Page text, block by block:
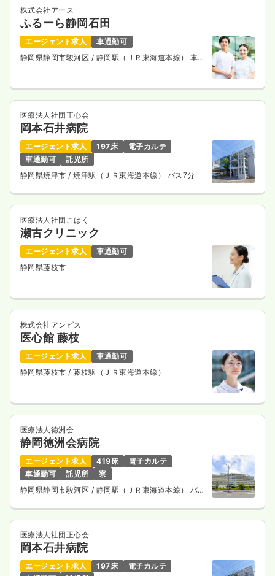
気になる
日勤のみ（常勤） 一時募集休止
時間 8:30～17:30
気になる
日勤のみ（常勤）
給与 お問い合わせください
時間 8:30～17:30
年間休日120日
気になる 詳細を見る
外来助産師 クリニック
一時募集休止
給与 お問い合わせください
時間 8:30～17:30（休憩60分）
年間休日120日
気になる 詳細を見る
日勤のみ（パート） 一時募集休止
給与 時給 1,800円
時間 8:30～17:30
時給1,800円以上可
株式会社アース
ふるーら静岡石田
エージェント求人
車通勤可
静岡県静岡市駿河区 / 静岡駅（ＪＲ東海道本線） 車
医療法人社団正心会
岡本石井病院
エージェント求人 197床
電子カルテ
車通勤可
託児所
静岡県焼津市 / 焼津駅（ＪＲ東海道本線） バス7分
医療法人社団こはく
瀬古クリニック
エージェント求人
車通勤可
静岡県藤枝市
株式会社アンビス
医心館 藤枝
エージェント求人
車通勤可
静岡県藤枝市/ 藤枝駅（ＪＲ東海道本線）
医療法人徳洲会
静岡徳洲会病院
エージェント求人 419床
電子カルテ
車通勤可
託児所
寮
静岡県静岡市駿河区 / 静岡駅（ＪＲ東海道本線） バス
医療法人社団正心会
岡本石井病院
エージェント求人 197床
電子カルテ